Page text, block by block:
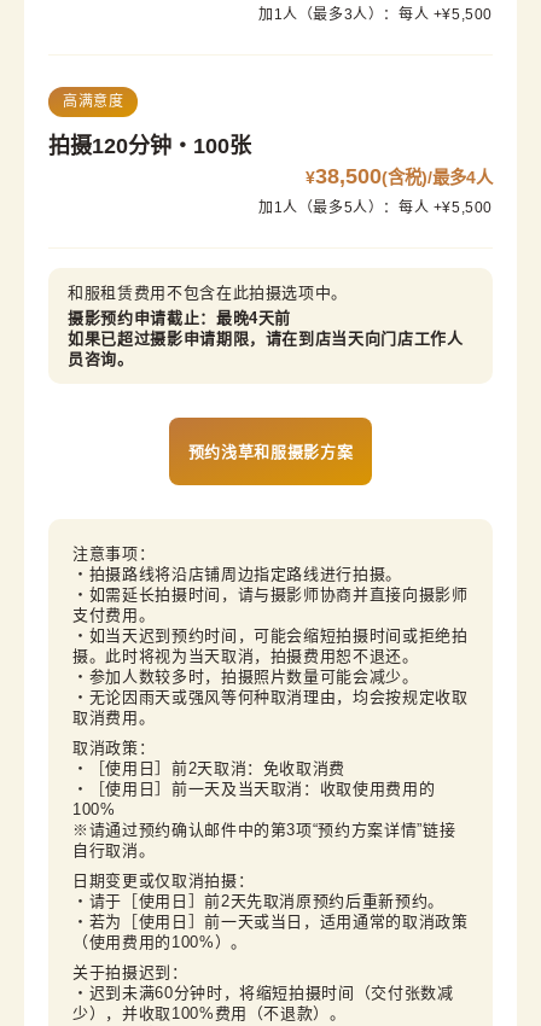
加1人（最多3人）：每人 +¥5,500
高满意度
拍摄120分钟・100张
¥38,500(含税)/最多4人
加1人（最多5人）：每人 +¥5,500
和服租赁费用不包含在此拍摄选项中。
摄影预约申请截止：最晚4天前
如果已超过摄影申请期限，请在到店当天向门店工作人
员咨询。
预约浅草和服摄影方案
注意事项：
・拍摄路线将沿店铺周边指定路线进行拍摄。
・如需延长拍摄时间，请与摄影师协商并直接向摄影师
支付费用。
・如当天迟到预约时间，可能会缩短拍摄时间或拒绝拍
摄。此时将视为当天取消，拍摄费用恕不退还。
・参加人数较多时，拍摄照片数量可能会减少。
・无论因雨天或强风等何种取消理由，均会按规定收取
取消费用。
取消政策：
・［使用日］前2天取消：免收取消费
・［使用日］前一天及当天取消：收取使用费用的
100%
※请通过预约确认邮件中的第3项“预约方案详情”链接
自行取消。
日期变更或仅取消拍摄：
・请于［使用日］前2天先取消原预约后重新预约。
・若为［使用日］前一天或当日，适用通常的取消政策
（使用费用的100%）。
关于拍摄迟到：
・迟到未满60分钟时，将缩短拍摄时间（交付张数减
少），并收取100%费用（不退款）。